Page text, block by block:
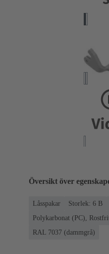
Översikt över
Låsspakar Storlek: 6 B
Polykarbonat (PC),
RAL 7037 (dammgrå)